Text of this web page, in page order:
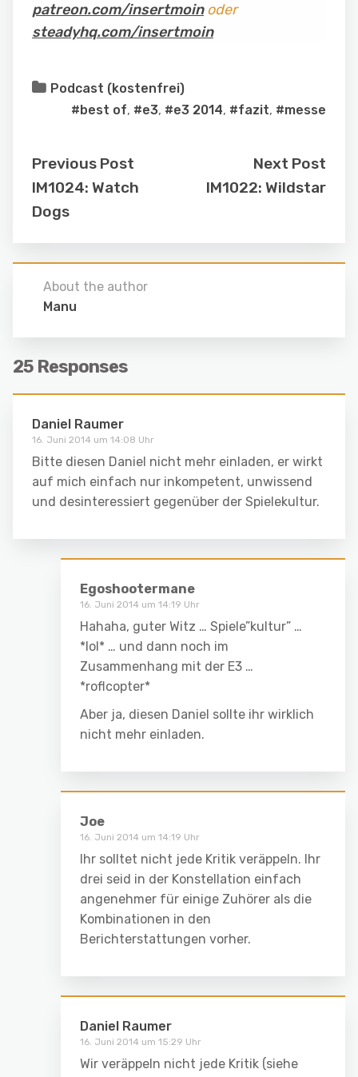
patreon.com/insertmoinoder
steadyhq.com/insertmoin
Podcast (kostenfrei)
#best of, #e3, #e3 2014, #fazit, #messe
Previous Post
IM1024: Watch
Dogs
Next Post
IM1022: Wildstar
About the author
Manu
25 Responses
Daniel Raumer
16. Juni 2014 um 14:08 Uhr
Bitte diesen Daniel nicht mehr einladen, er wirkt
auf mich einfach nur inkompetent, unwissend
und desinteressiert gegenüber der Spielekultur.
Egoshootermane
16. Juni 2014 um 14:19 Uhr
Hahaha, guter Witz … Spiele”kultur” …
*lol* … und dann noch im
Zusammenhang mit der E3 …
*roflcopter*
Aber ja, diesen Daniel sollte ihr wirklich
nicht mehr einladen.
Joe
16. Juni 2014 um 14:19 Uhr
Ihr solltet nicht jede Kritik veräppeln. Ihr
drei seid in der Konstellation einfach
angenehmer für einige Zuhörer als die
Kombinationen in den
Berichterstattungen vorher.
Daniel Raumer
16. Juni 2014 um 15:29 Uhr
Wir veräppeln nicht jede Kritik (siehe